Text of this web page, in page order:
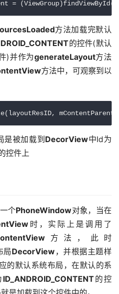
=
方法加载完默认
的控件(默认
)并作为generateLayout方法
方法中，可观察到以
是被加载到 DecorView中Id为
控件上
个PhoneWindow对象，当在
时，实际上是调用了
方法，此时
局DecorView，并根据主题样
的默认系统布局，在默认的系
ID_ANDROID_CONTENT 的控